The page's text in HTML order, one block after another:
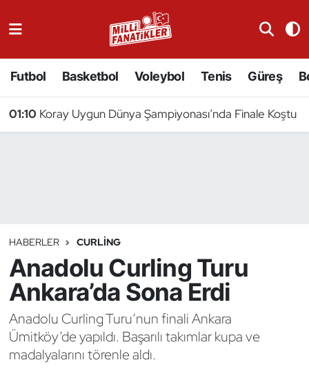
Futbol Basketbol Voleybol Tenis Güreş
01:10 Koray Uygun Dünya Şampiyonası’nda Finale Koştu
HABERLER CURLING
Anadolu Curling Turu
Ankara’da Sona Erdi
Anadolu Curling Turu’nun finali Ankara
Ümitköy’de yapıldı. Başarılı takımlar kupa ve
madalyalarını törenle aldı.
Badminton
Binicilik
Bisiklet
Bocce Bowling Dart